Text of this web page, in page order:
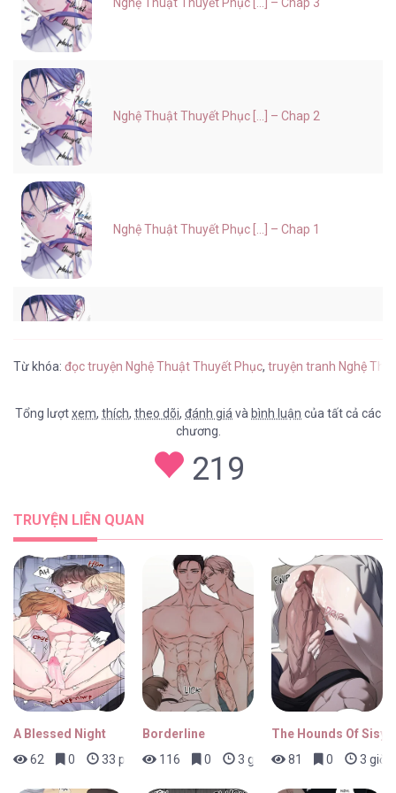
Nghệ Thuật Thuyết Phục [...] – Chap 3
Nghệ Thuật Thuyết Phục [...] – Chap 2
Nghệ Thuật Thuyết Phục [...] – Chap 1
Từ khóa: đọc truyện Nghệ Thuật Thuyết Phục, truyện tranh Nghệ
Tổng lượtxem, thích, theo dõi, đánh giávà bình luận của tất cả các
chương.
219
TRUYỆN LIÊN QUAN
A Blessed Night
62
0 33 phút trước
Borderline
116
0 3 giờ trước
The Hounds Of
81
0 3 giờ